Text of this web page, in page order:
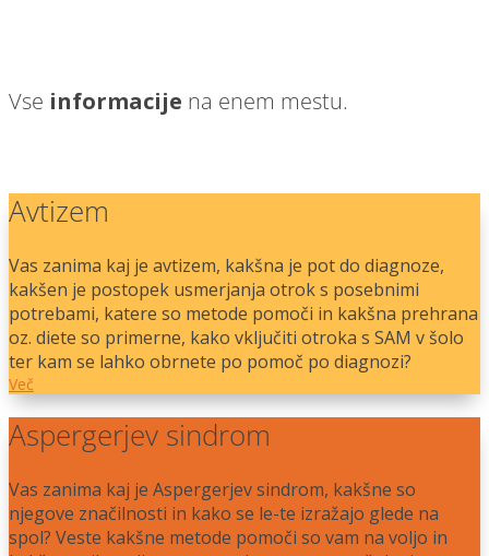
Vse informacije na enem mestu.
Avtizem
Vas zanima kaj je avtizem, kakšna je pot do diagnoze,
kakšen je postopek usmerjanja otrok s posebnimi
potrebami, katere so metode pomoči in kakšna prehrana
oz. diete so primerne, kako vključiti otroka s SAM v šolo
ter kam se lahko obrnete po pomoč po diagnozi?
Več
Aspergerjev sindrom
Vas zanima kaj je Aspergerjev sindrom, kakšne so
njegove značilnosti in kako se le-te izražajo glede na
spol? Veste kakšne metode pomoči so vam na voljo in